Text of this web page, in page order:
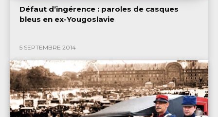
Défaut d’ingérence : paroles de casques
bleus en ex-Yougoslavie
5 SEPTEMBRE 2014